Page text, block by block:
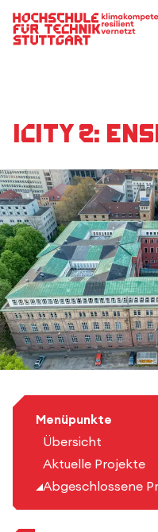
Hauptnavigation
iCity 2:
Menüpunkte
Übersicht
Aktuelle Projekte
Abgeschlossene